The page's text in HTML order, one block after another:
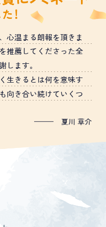
心温まる朗報を頂きま
推薦してくださった全
します。
生きるとは何を意味す
向き合い続けていくつ
夏川 草介